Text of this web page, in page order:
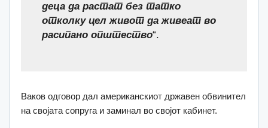
деца да растат без татко
отколку цел живот да живеат во
расипано општество“.
Ваков одговор дал американскиот државен обвинител
на својата сопруга и заминал во својот кабинет.